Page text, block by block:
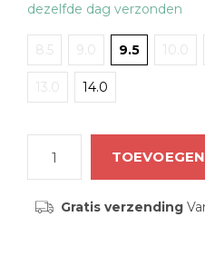
dezelfde dag verzonden
8.5 9.0 9.5 10.0
13.0 14.0
Gratis verzending